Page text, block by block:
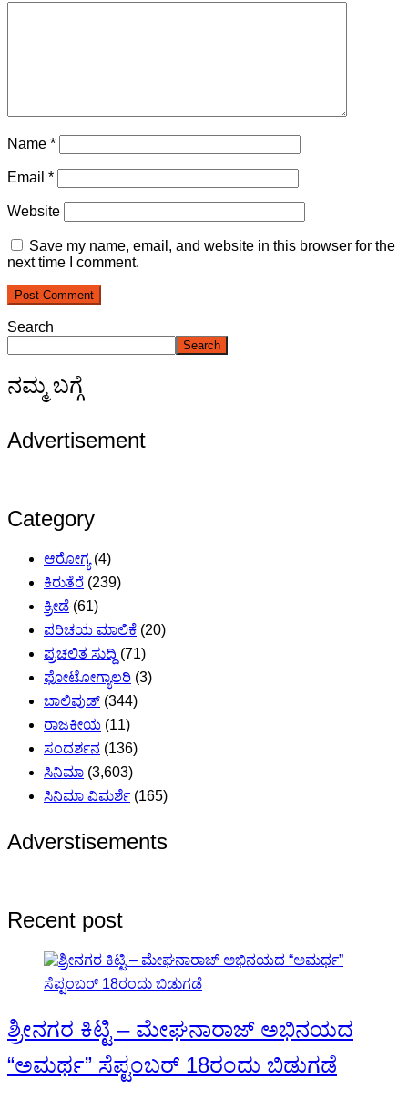
Name *
Email *
Website
Save my name, email, and website in this browser for the
next time I comment.
Search
Search
ನಮ್ಮ ಬಗ್ಗೆ
Advertisement
Category
ಆರೋಗ್ಯ(4)
ಕಿರುತೆರೆ (239)
ಕ್ರೀಡೆ (61)
ಪರಿಚಯ ಮಾಲಿಕೆ (20)
ಪ್ರಚಲಿತ ಸುದ್ದಿ (71)
ಫೋಟೋಗ್ಯಾಲರಿ (3)
ಬಾಲಿವುಡ್ (344)
ರಾಜಕೀಯ (11)
ಸಂದರ್ಶನ (136)
ಸಿನಿಮಾ (3,603)
ಸಿನಿಮಾ ವಿಮರ್ಶೆ (165)
Adverstisements
Recent post
ಶ್ರೀನಗರ ಕಿಟ್ಟಿ – ಮೇಘನಾರಾಜ್ ಅಭಿನಯದ
“ಅಮರ್ಥ” ಸೆಪ್ಟಂಬರ್ 18ರಂದು ಬಿಡುಗಡೆ